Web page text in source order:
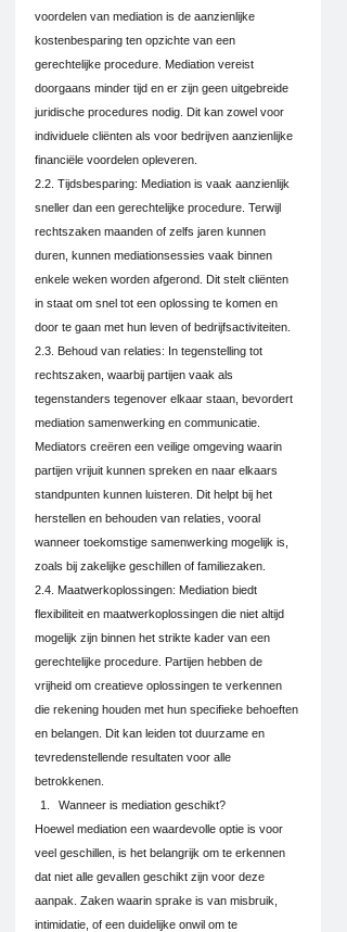
voordelen van mediation is de aanzienlijke
kostenbesparing ten opzichte van een
gerechtelijke procedure. Mediation vereist
doorgaans minder tijd en er zijn geen uitgebreide
juridische procedures nodig. Dit kan zowel voor
individuele cliënten als voor bedrijven aanzienlijke
financiële voordelen opleveren.
2.2. Tijdsbesparing: Mediation is vaak aanzienlijk
sneller dan een gerechtelijke procedure. Terwijl
rechtszaken maanden of zelfs jaren kunnen
duren, kunnen mediationsessies vaak binnen
enkele weken worden afgerond. Dit stelt cliënten
in staat om snel tot een oplossing te komen en
door te gaan met hun leven of bedrijfsactiviteiten.
2.3. Behoud van relaties: In tegenstelling tot
rechtszaken, waarbij partijen vaak als
tegenstanders tegenover elkaar staan, bevordert
mediation samenwerking en communicatie.
Mediators creëren een veilige omgeving waarin
partijen vrijuit kunnen spreken en naar elkaars
standpunten kunnen luisteren. Dit helpt bij het
herstellen en behouden van relaties, vooral
wanneer toekomstige samenwerking mogelijk is,
zoals bij zakelijke geschillen of familiezaken.
2.4. Maatwerkoplossingen: Mediation biedt
flexibiliteit en maatwerkoplossingen die niet altijd
mogelijk zijn binnen het strikte kader van een
gerechtelijke procedure. Partijen hebben de
vrijheid om creatieve oplossingen te verkennen
die rekening houden met hun specifieke behoeften
en belangen. Dit kan leiden tot duurzame en
tevredenstellende resultaten voor alle
betrokkenen.
Wanneer is mediation geschikt?
Hoewel mediation een waardevolle optie is voor
veel geschillen, is het belangrijk om te erkennen
dat niet alle gevallen geschikt zijn voor deze
aanpak. Zaken waarin sprake is van misbruik,
intimidatie, of een duidelijke onwil om te